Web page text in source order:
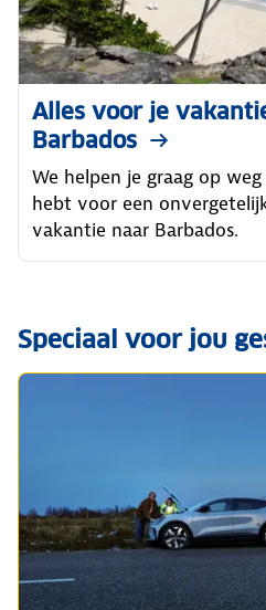
Alles voor je
Barbados
We helpen je graag op
hebt voor een
vakantie naar Barbados.
Speciaal voor jou